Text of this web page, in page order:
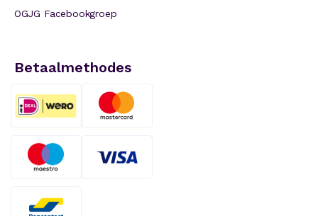
OGJG Facebookgroep
Betaalmethodes